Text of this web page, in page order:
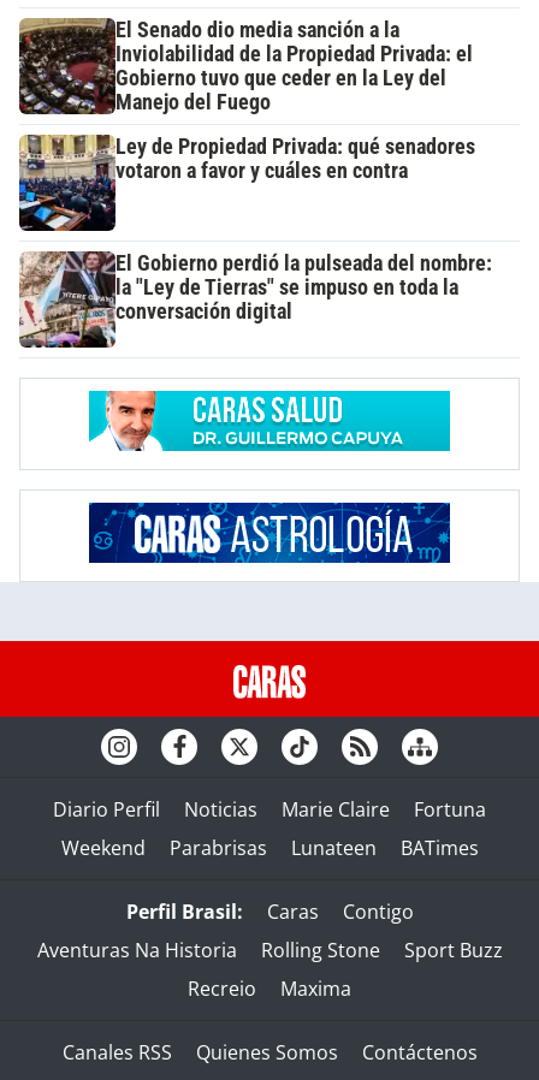
El Senado dio media sanción a la
Inviolabilidad de la Propiedad Privada: el
Gobierno tuvo que ceder en la Ley del
Manejo del Fuego
Ley de Propiedad Privada: qué senadores
votaron a favor y cuáles en contra
El Gobierno perdió la pulseada del nombre:
la "Ley de Tierras" se impuso en toda la
conversación digital
Diario Perfil Noticias Marie Claire
Fortuna
Weekend
Parabrisas Lunateen BATimes
Perfil Brasil: Caras
Contigo
Aventuras Na Historia
Rolling Stone
Sport Buzz
Recreio
Maxima
Canales RSS Quienes Somos
Contáctenos